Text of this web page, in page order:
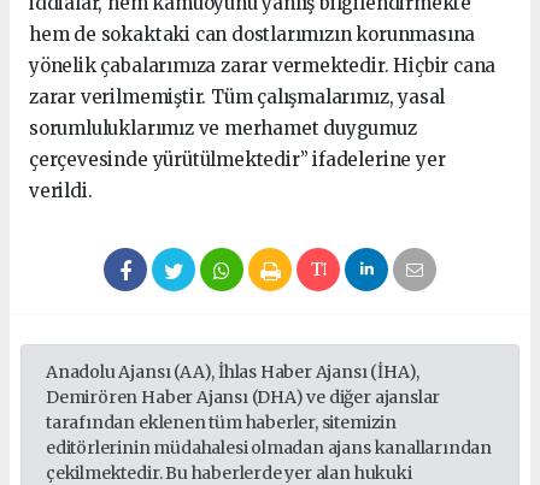
hem de sokaktaki can dostlarımızın korunmasına
yönelik çabalarımıza zarar vermektedir. Hiçbir cana
zarar verilmemiştir. Tüm çalışmalarımız, yasal
sorumluluklarımız ve merhamet duygumuz
çerçevesinde yürütülmektedir” ifadelerine yer
verildi.
Anadolu Ajansı (AA), İhlas Haber Ajansı (İHA),
Demirören Haber Ajansı (DHA) ve diğer ajanslar
tarafından eklenen tüm haberler, sitemizin
editörlerinin müdahalesi olmadan ajans kanallarından
çekilmektedir. Bu haberlerde yer alan hukuki